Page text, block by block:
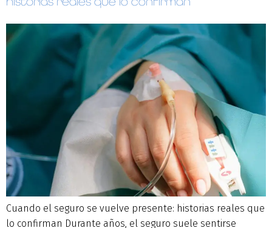
Cuando el seguro se vuelve presente: historias reales que
lo confirman Durante años, el seguro suele sentirse